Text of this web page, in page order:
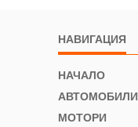
НАВИГАЦИЯ
НАЧАЛО
АВТОМОБИЛИ
МОТОРИ